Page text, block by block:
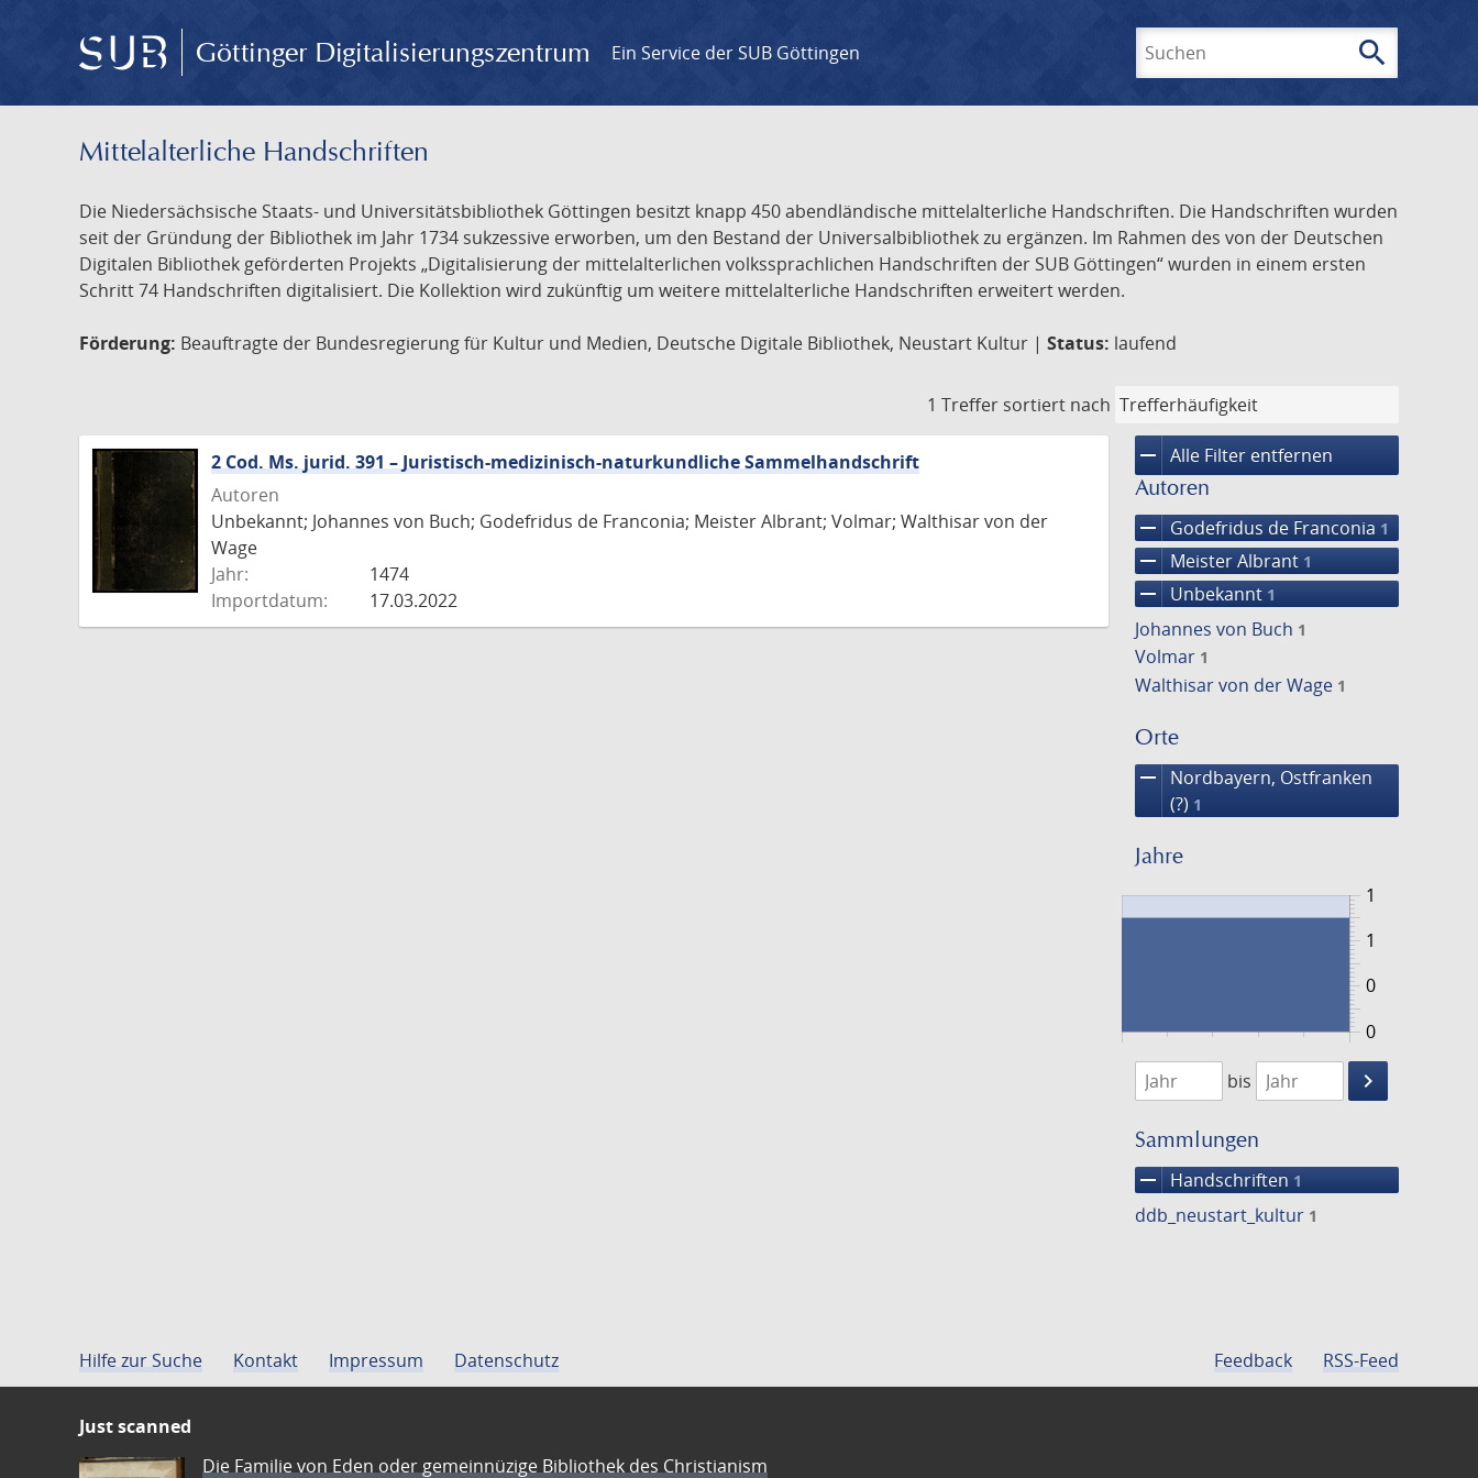
Göttinger Digitalisierungszentrum Ein Service der SUB Göttingen search
Mittelalterliche Handschriften
Die Niedersächsische Staats- und Universitätsbibliothek Göttingen besitzt knapp 450 abendländische mittelalterliche Handschriften. Die Handschriften wurden
seit der Gründung der Bibliothek im Jahr 1734 sukzessive erworben, um den Bestand der Universalbibliothek zu ergänzen. Im Rahmen des von der Deutschen
Digitalen Bibliothek geförderten Projekts „Digitalisierung der mittelalterlichen volkssprachlichen Handschriften der SUB Göttingen“ wurden in einem ersten
Schritt 74 Handschriften digitalisiert. Die Kollektion wird zukünftig um weitere mittelalterliche Handschriften erweitert werden.
Förderung: Beauftragte der Bundesregierung für Kultur und Medien, Deutsche Digitale Bibliothek, Neustart Kultur | Status: laufend
1 Treffer sortiert nach
remove Alle Filter entfernen
Autoren
remove Godefridus de Franconia 1
remove Meister Albrant 1
remove Unbekannt 1
Johannes von Buch 1
Volmar 1
Walthisar von der Wage 1
Orte
remove
Nordbayern, Ostfranken
(?) 1
Jahre
0
1
0
1
1474
1475
bis
keyboard_arrow_right
Suche
Sammlungen
remove Handschriften 1
ddb_neustart_kultur 1
2 Cod. Ms. jurid. 391 – Juristisch-medizinisch-naturkundliche Sammelhandschrift
Autoren
Unbekannt; Johannes von Buch; Godefridus de Franconia; Meister Albrant; Volmar; Walthisar von der
Wage
Jahr:
1474
Importdatum:
17.03.2022
Hilfe zur Suche Kontakt Impressum Datenschutz Feedback RSS-Feed
Just scanned
Die Familie von Eden oder gemeinnüzige Bibliothek des Christianism